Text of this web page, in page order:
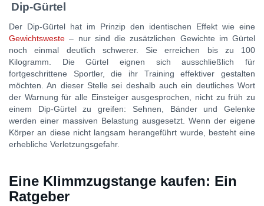
Dip-Gürtel
Der Dip-Gürtel hat im Prinzip den identischen Effekt wie eine
Gewichtsweste – nur sind die zusätzlichen Gewichte im Gürtel
noch einmal deutlich schwerer. Sie erreichen bis zu 100
Kilogramm. Die Gürtel eignen sich ausschließlich für
fortgeschrittene Sportler, die ihr Training effektiver gestalten
möchten. An dieser Stelle sei deshalb auch ein deutliches Wort
der Warnung für alle Einsteiger ausgesprochen, nicht zu früh zu
einem Dip-Gürtel zu greifen: Sehnen, Bänder und Gelenke
werden einer massiven Belastung ausgesetzt. Wenn der eigene
Körper an diese nicht langsam herangeführt wurde, besteht eine
erhebliche Verletzungsgefahr.
Eine Klimmzugstange kaufen: Ein
Ratgeber